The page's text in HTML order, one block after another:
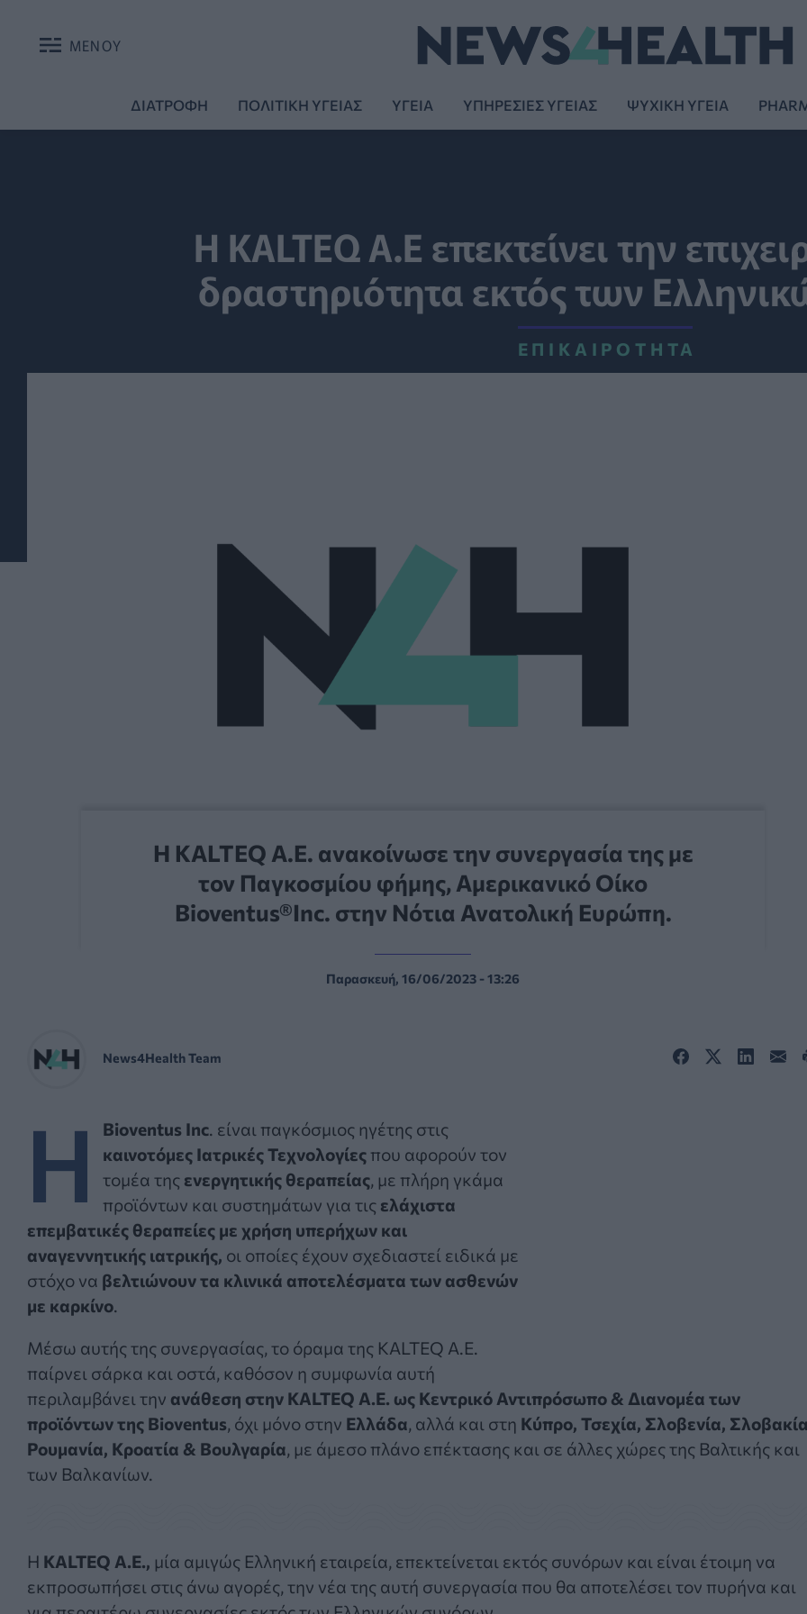
ΜΕΝΟΥ
ΔΙΑΤΡΟΦΗ ΠΟΛΙΤΙΚΗ ΥΓΕΙΑΣ ΥΓΕΙΑ ΥΠΗΡΕΣΙΕΣ ΥΓΕΙΑΣ ΨΥΧΙΚΗ ΥΓΕΙΑ
Η KALTEQ A.E επεκτείνει την
δραστηριότητα εκτός των
ΕΠΙΚΑΙΡΌΤΗΤΑ
Η KALTEQ Α.Ε. ανακοίνωσε την συνεργασία της με
τον Παγκοσμίου φήμης, Αμερικανικό Οίκο
Bioventus®Inc. στην Νότια Ανατολική Ευρώπη.
Παρασκευή, 16/06/2023 - 13:26
News4Health Team
Η Bioventus Inc. είναι παγκόσμιος ηγέτης στις
καινοτόμες ΙατρικέςΤεχνολογίες που αφορούν τον
τομέα της ενεργητικής θεραπείας, με πλήρη γκάμα
προϊόντων και συστημάτων για τις ελάχιστα
επεμβατικές θεραπείες με χρήση υπερήχων και
αναγεννητικής ιατρικής, οι οποίες έχουν σχεδιαστεί ειδικά με
στόχο να βελτιώνουν τα κλινικά αποτελέσματα των ασθενών
με καρκίνο.
Μέσω αυτής της συνεργασίας, το όραμα της KALTEQ Α.Ε.
παίρνει σάρκα και οστά, καθόσον η συμφωνία αυτή
περιλαμβάνει την ανάθεση στην KALTEQ Α.Ε. ως Κεντρικό Αντιπρόσωπο & Διανομέα των
προϊόντων της Bioventus, όχι μόνο στην Ελλάδα, αλλά και στη Κύπρο, Τσεχία, Σλοβενία,
Ρουμανία, Κροατία & Βουλγαρία, με άμεσο πλάνο επέκτασης και σε άλλες χώρες της Βαλτικής και
των Βαλκανίων.
Η KALTEQ Α.Ε., μία αμιγώς Ελληνική εταιρεία, επεκτείνεται εκτός συνόρων και είναι έτοιμη να
εκπροσωπήσει στις άνω αγορές, την νέα της αυτή συνεργασία που θα αποτελέσει τον πυρήνα και